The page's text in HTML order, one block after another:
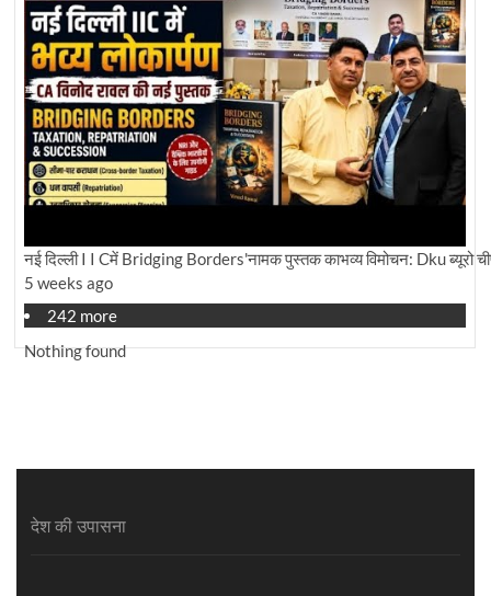
नई दिल्ली I I Cमें Bridging Borders'नामक पुस्तक काभव्य विमोचन: Dku ब्यूरो चीफ
5 weeks ago
242 more
Nothing found
देश की उपासना